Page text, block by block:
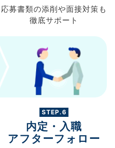
応募書類の添削や面接対策も
徹底サポート
STEP.6
内定・入職
アフターフォロー